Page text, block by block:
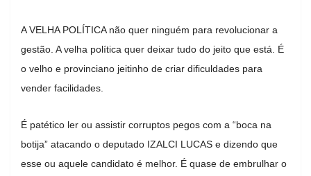
A VELHA POLÍTICA não quer ninguém para revolucionar a
gestão. A velha política quer deixar tudo do jeito que está. É
o velho e provinciano jeitinho de criar dificuldades para
vender facilidades.
É patético ler ou assistir corruptos pegos com a “boca na
botija” atacando o deputado IZALCI LUCAS e dizendo que
esse ou aquele candidato é melhor. É quase de embrulhar o